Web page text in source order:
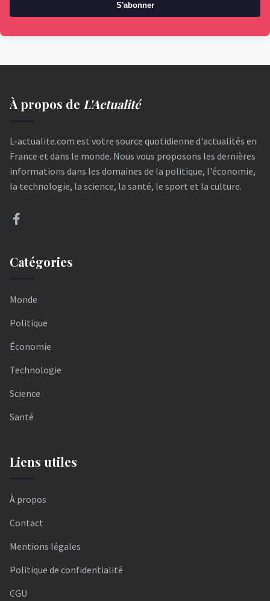
S'abonner
À propos de L'Actualité
L-actualite.com est votre source quotidienne d'actualités en
France et dans le monde. Nous vous proposons les dernières
informations dans les domaines de la politique, l'économie,
la technologie, la science, la santé, le sport et la culture.
Catégories
Monde
Politique
Économie
Technologie
Science
Santé
Liens utiles
À propos
Contact
Mentions légales
Politique de confidentialité
CGU